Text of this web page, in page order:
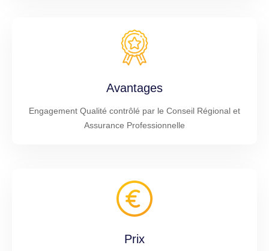
Avantages
Engagement Qualité contrôlé par le Conseil Régional et
Assurance Professionnelle
Prix